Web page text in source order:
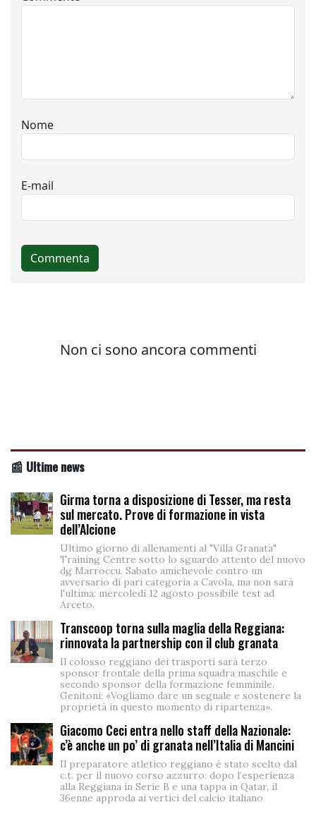
📰 Ultime news
Girma torna a disposizione di Tesser, ma resta
sul mercato. Prove di formazione in vista
dell’Alcione
Ultimo giorno di allenamenti al "Villa Granata"
Training Centre sotto lo sguardo attento del nuovo
dg Marroccu. Sabato amichevole contro un
avversario di pari categoria a Cavola, ma non sarà
l'ultima: mercoledì 12 agosto possibile test ad
Arceto.
Transcoop torna sulla maglia della Reggiana:
rinnovata la partnership con il club granata
Il colosso reggiano dei trasporti sarà terzo
sponsor frontale della prima squadra maschile e
secondo sponsor della formazione femminile.
Genitoni: «Vogliamo dare un segnale e sostenere la
proprietà in questo momento di ripartenza».
Giacomo Ceci entra nello staff della Nazionale:
c’è anche un po’ di granata nell’Italia di Mancini
Il preparatore atletico reggiano è stato scelto dal
c.t. per il nuovo corso azzurro: dopo l’esperienza
alla Reggiana in Serie B e una tappa in Qatar, il
36enne approda ai vertici del calcio italiano